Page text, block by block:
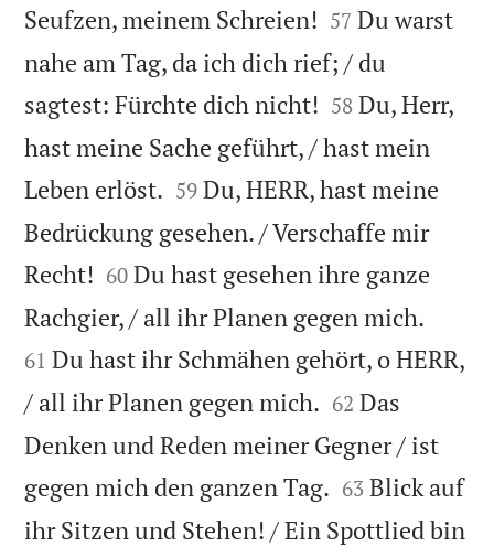
Seufzen, meinem Schreien! 

57 Du warst
nahe am Tag, da ich dich rief; / du
sagtest: Fürchte dich nicht! 

58 Du, Herr,
hast meine Sache geführt, / hast mein
Leben erlöst. 

59 Du, HERR, hast meine
Bedrückung gesehen. / Verschaffe mir
Recht! 

60 Du hast gesehen ihre ganze
Rachgier, / all ihr Planen gegen mich.
61 Du hast ihr Schmähen gehört, o HERR,
/ all ihr Planen gegen mich. 

62 Das
Denken und Reden meiner Gegner / ist
gegen mich den ganzen Tag. 

63 Blick auf
ihr Sitzen und Stehen! / Ein Spottlied bin